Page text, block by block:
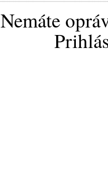
Nemáte